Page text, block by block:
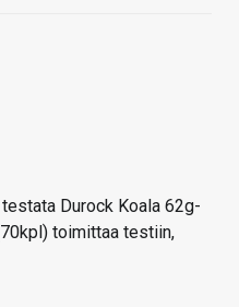
Durock Koala 62g-
toimittaa testiin,